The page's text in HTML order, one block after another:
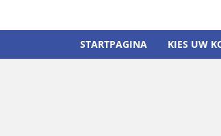
STARTPAGINA KIES UW